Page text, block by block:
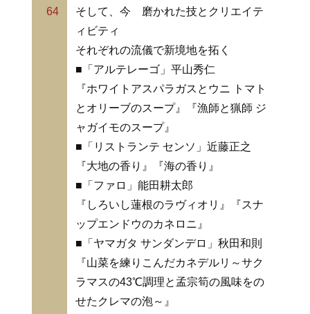
64
そして、今 磨かれた技とクリエイテ
ィビティ
それぞれの流儀で新境地を拓く
■「アルテレーゴ」平山秀仁
『ホワイトアスパラガスとウニ トマト
とオリーブのスープ』『漁師と猟師 ジ
ャガイモのスープ』
■「リストランテ センソ」近藤正之
『大地の香り』『海の香り』
■「ファロ」能田耕太郎
『しろいし蓮根のラヴィオリ』『スナ
ップエンドウのカネロニ』
■「ヤマガタ サンダンデロ」秋田和則
『山菜を練りこんだカネデルリ～サク
ラマスの43℃調理と孟宗筍の風味をの
せたクレマの泡～』